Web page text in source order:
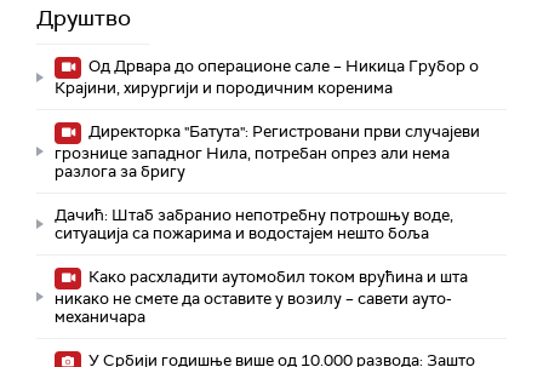
Друштво
Од Дрвара до операционе сале – Никица Грубор о
Крајини, хирургији и породичним коренима
Директорка "Батута": Регистровани први случајеви
грознице западног Нила, потребан опрез али нема
разлога за бригу
Дачић: Штаб забранио непотребну потрошњу воде,
ситуација са пожарима и водостајем нешто боља
Како расхладити аутомобил током врућина и шта
никако не смете да оставите у возилу – савети ауто-
механичара
У Србији годишње више од 10.000 развода: Зашто